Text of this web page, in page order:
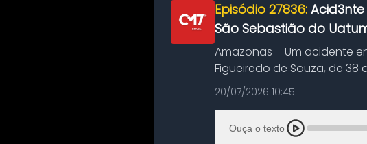
Episódio 27836:
São Sebastião do
Amazonas – Um acidente
Figueiredo de Souza, de
Amazonas. A colisão ocorreu
20/07/2026 10:45
Ouça o texto